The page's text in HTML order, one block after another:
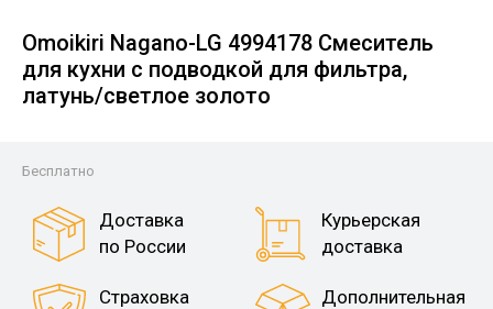
Omoikiri Nagano-LG 4994178 Смеситель
для кухни с подводкой для фильтра,
латунь/светлое золото
Бесплатно
Доставка
по России
Курьерская
доставка
Страховка
Дополнительная